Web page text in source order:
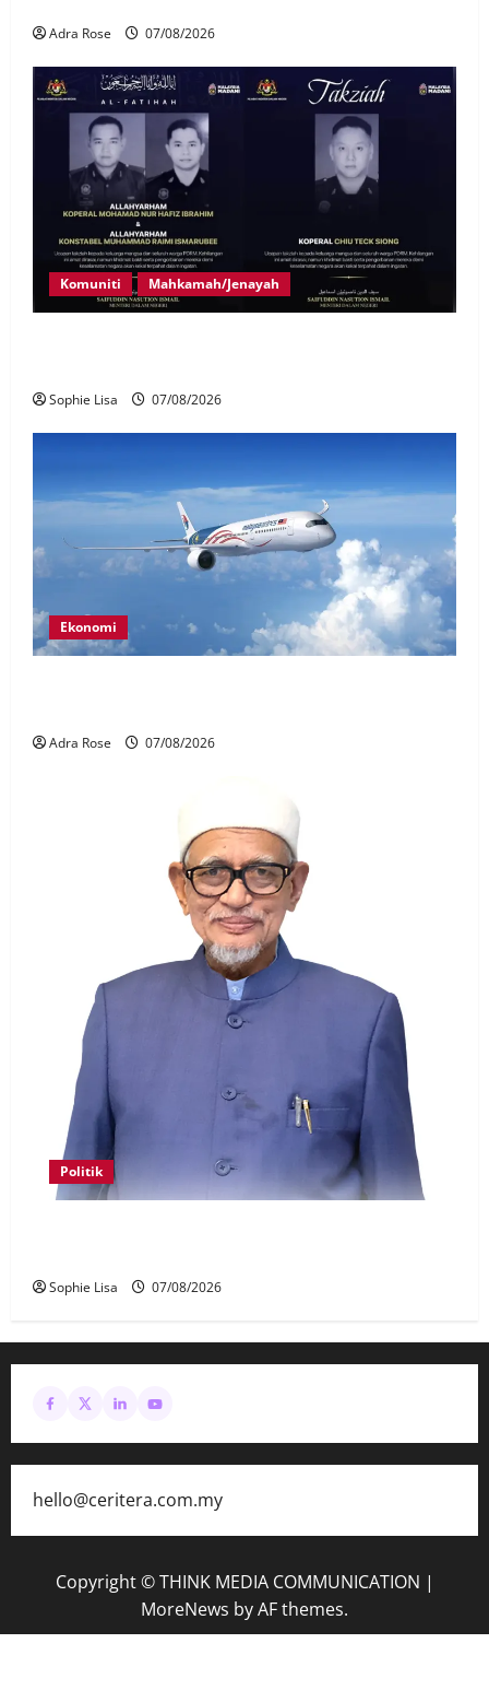
Adra Rose 07/08/2026
Komuniti Mahkamah/Jenayah
Sophie Lisa 07/08/2026
Ekonomi
Adra Rose 07/08/2026
Politik
Sophie Lisa 07/08/2026
hello@ceritera.com.my
Copyright © THINK MEDIA COMMUNICATION |
MoreNews by AF themes.